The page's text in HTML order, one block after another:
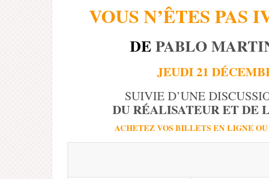
VOUS N’ÊTES PAS
DE PABLO
JEUDI 21
SUIVIE D’UNE
DU RÉALISATEUR ET DE
ACHETEZ VOS BILLETS EN LIGNE